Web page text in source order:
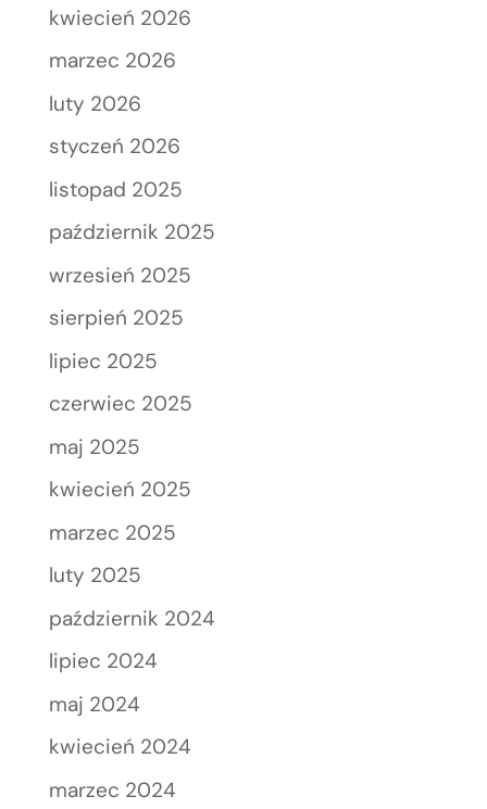
kwiecień 2026
marzec 2026
luty 2026
styczeń 2026
listopad 2025
październik 2025
wrzesień 2025
sierpień 2025
lipiec 2025
czerwiec 2025
maj 2025
kwiecień 2025
marzec 2025
luty 2025
październik 2024
lipiec 2024
maj 2024
kwiecień 2024
marzec 2024